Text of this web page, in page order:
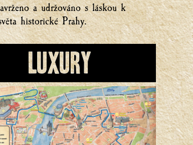
a udržováno s láskou k
historické Prahy.
Luxury